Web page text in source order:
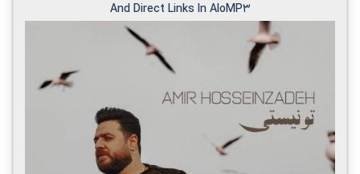
And Direct Links In AloMP3